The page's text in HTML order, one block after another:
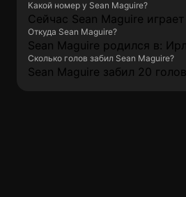
Какой номер у Sean Maguire?
Сейчас Sean Maguire
Откуда Sean Maguire?
Sean Maguire родился в:
Сколько голов забил Sean Maguire?
Sean Maguire забил 20